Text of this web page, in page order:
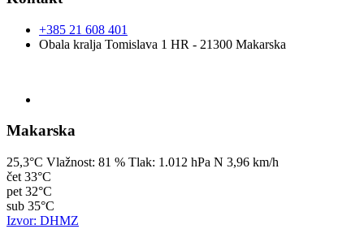
+385 21 608 401
Obala kralja Tomislava 1 HR - 21300 Makarska
Makarska
25,3°C Vlažnost: 81 % Tlak: 1.012 hPa N 3,96 km/h
čet 33°C
pet 32°C
sub 35°C
Izvor: DHMZ